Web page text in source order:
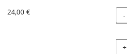
24,00 €
-
+